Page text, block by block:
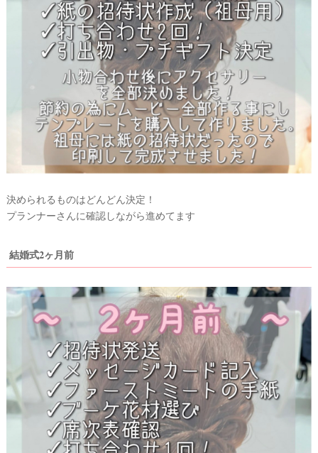
決められるものはどんどん決定！
プランナーさんに確認しながら進めてます
結婚式2ヶ月前